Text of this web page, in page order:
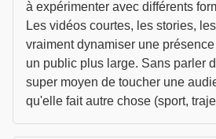
à expérimenter avec différents
Les vidéos courtes, les stories,
vraiment dynamiser une
un public plus large. Sans parler
super moyen de toucher une
qu'elle fait autre chose (sport,